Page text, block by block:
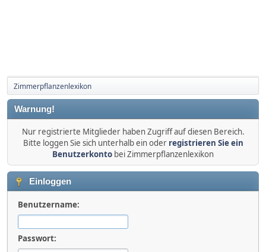
Zimmerpflanzenlexikon
Warnung!
Nur registrierte Mitglieder haben Zugriff auf diesen Bereich.
Bitte loggen Sie sich unterhalb ein oder registrieren Sie ein
Benutzerkonto bei Zimmerpflanzenlexikon
Einloggen
Benutzername:
Passwort: